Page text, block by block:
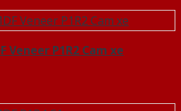
Veneer P1R2 Cam xe